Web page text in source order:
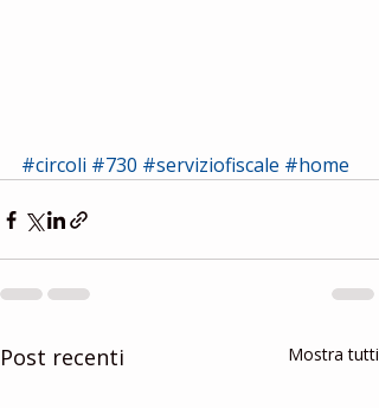
#circoli #730 #serviziofiscale #home
Post recenti Mostra tutti